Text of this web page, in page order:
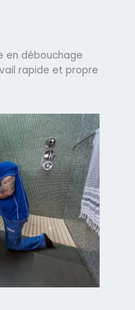
en débouchage
rapide et propre